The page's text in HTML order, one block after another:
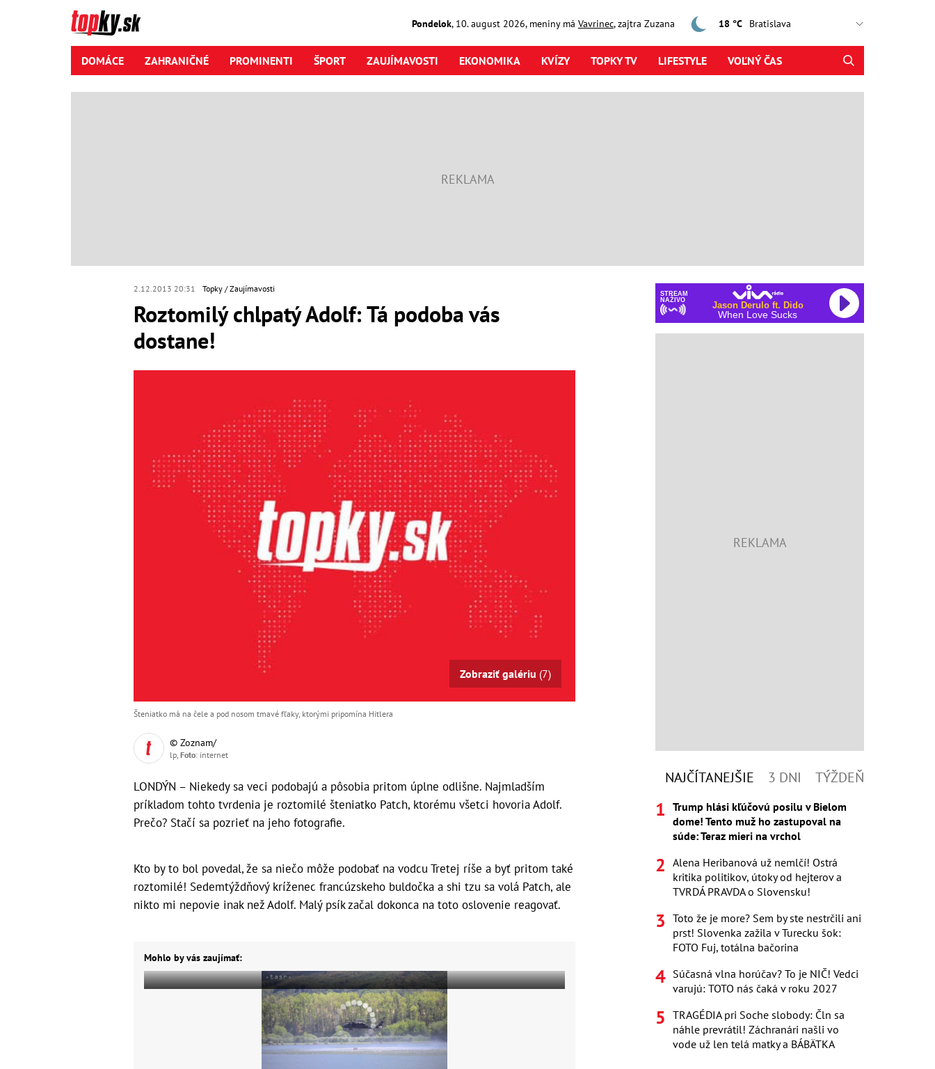
Pondelok, 10. august2026, meniny má Vavrinec, zajtra Zuzana 18 °C
DOMÁCE ZAHRANIČNÉ PROMINENTI ŠPORT ZAUJÍMAVOSTI EKONOMIKA KVÍZY TOPKY TV LIFESTYLE VOĽNÝ ČAS
2.12.2013 20:31 Topky Zaujímavosti
Roztomilý chlpatý Adolf: Tá podoba vás
dostane!
Zobraziť galériu (7)
Šteniatko má na čele a pod nosom tmavé fľaky, ktorými pripomína Hitlera
© Zoznam/
lp, Foto: internet
LONDÝN – Niekedy sa veci podobajú a pôsobia pritom úplne odlišne. Najmladším
príkladom tohto tvrdenia je roztomilé šteniatko Patch, ktorému všetci hovoria Adolf.
Prečo? Stačí sa pozrieť na jeho fotografie.
Kto by to bol povedal, že sa niečo môže podobať na vodcu Tretej ríše a byť pritom také
roztomilé! Sedemtýždňový kríženec francúzskeho buldočka a shi tzu sa volá Patch, ale
nikto mi nepovie inak než Adolf. Malý psík začal dokonca na toto oslovenie reagovať.
Mohlo by vás zaujímať:
STREAM
NAŽIVO
Jason Derulo ft. Dido
When Love Sucks
NAJČÍTANEJŠIE 3 DNI TÝŽDEŇ
Trump hlási kľúčovú posilu v Bielom
dome! Tento muž ho zastupoval na
súde: Teraz mieri na vrchol
Alena Heribanová už nemlčí! Ostrá
kritika politikov, útoky od hejterov a
TVRDÁ PRAVDA o Slovensku!
Toto že je more? Sem by ste nestrčili ani
prst! Slovenka zažila v Turecku šok:
FOTO Fuj, totálna bačorina
Súčasná vlna horúčav? To je NIČ! Vedci
varujú: TOTO nás čaká v roku 2027
TRAGÉDIA pri Soche slobody: Čln sa
náhle prevrátil! Záchranári našli vo
vode už len telá matky a BÁBÄTKA